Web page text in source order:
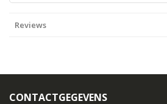
Reviews
CONTACTGEGEVENS